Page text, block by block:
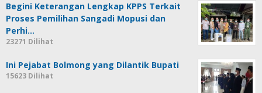
Begini Keterangan Lengkap KPPS Terkait
Proses Pemilihan Sangadi Mopusi dan
Perhi…
23271 Dilihat
Ini Pejabat Bolmong yang Dilantik Bupati
15623 Dilihat